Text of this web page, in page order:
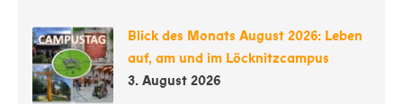
Blick des Monats August 2026: Leben
auf, am und im Löcknitzcampus
3. August 2026